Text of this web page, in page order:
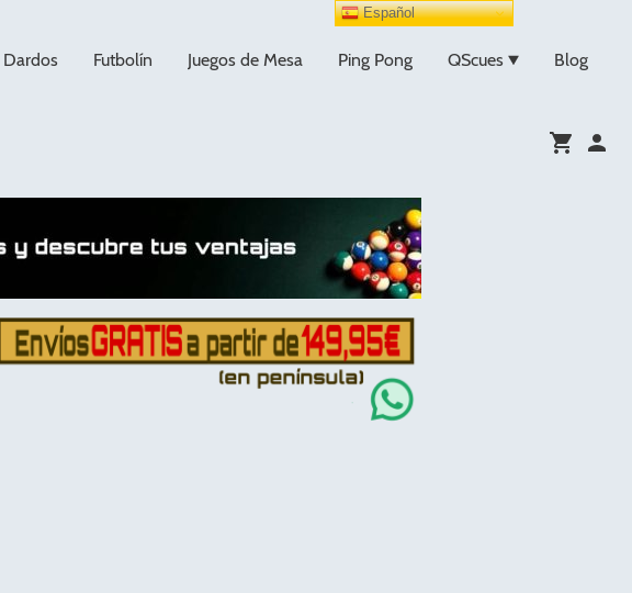
Dardos Futbolín Juegos de Mesa Ping Pong QScues Blog
Español